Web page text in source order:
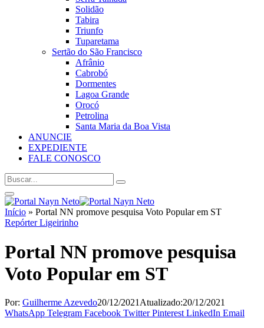
Solidão
Tabira
Triunfo
Tuparetama
Sertão do São Francisco
Afrânio
Cabrobó
Dormentes
Lagoa Grande
Orocó
Petrolina
Santa Maria da Boa Vista
ANUNCIE
EXPEDIENTE
FALE CONOSCO
Início » Portal NN promove pesquisa Voto Popular em ST
Repórter Ligeirinho
Portal NN promove pesquisa
Voto Popular em ST
Por: Guilherme Azevedo20/12/2021 Atualizado:20/12/2021
WhatsApp Telegram Facebook Twitter Pinterest LinkedIn Email